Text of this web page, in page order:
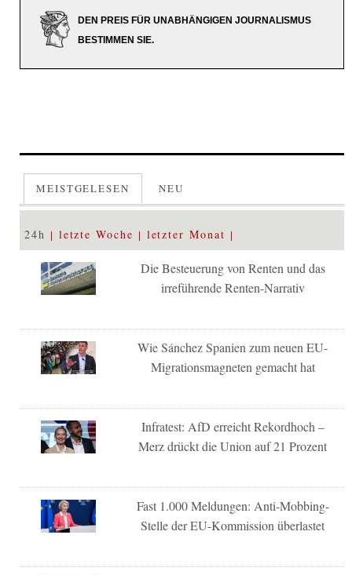
DEN PREIS FÜR UNABHÄNGIGEN JOURNALISMUS
BESTIMMEN SIE.
MEISTGELESEN NEU
24h letzte Woche letzter Monat
Die Besteuerung von Renten und das
irreführende Renten-Narrativ
Wie Sánchez Spanien zum neuen EU-
Migrationsmagneten gemacht hat
Infratest: AfD erreicht Rekordhoch –
Merz drückt die Union auf 21 Prozent
Fast 1.000 Meldungen: Anti-Mobbing-
Stelle der EU-Kommission überlastet